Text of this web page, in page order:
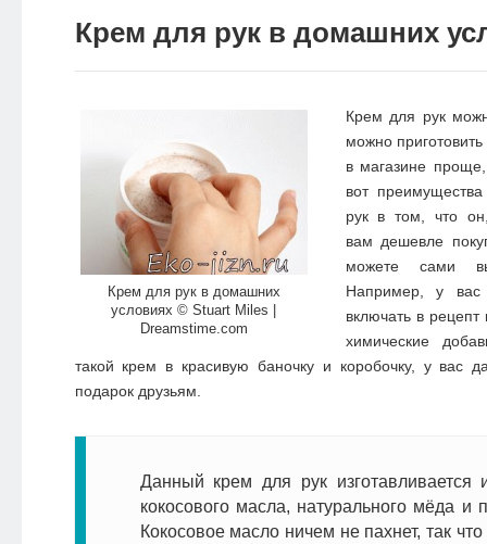
Крем для рук в домашних
Крем для рук в домашних
условиях © Stuart Miles |
Dreamstime.com
Крем для рук
можно
в магазине
вот
рук в том, что
вам дешевле
можете сами
Например, у вас
включать в рецепт
химические
такой крем в красивую баночку и коробочку, у вас
подарок друзьям.
Данный крем для рук изготавливается
кокосового масла, натурального мёда и
Кокосовое масло ничем не пахнет, так